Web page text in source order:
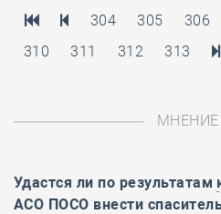
304 305 306
310
311 312 313
МНЕНИЕ
Удастся ли по результатам
АСО ПОСО внести